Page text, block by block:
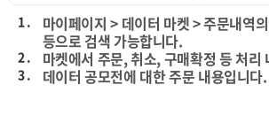
1 .
마이페이지 > 데이터 마켓 > 주문내역
등으로 검색 가능합니다.
2 . 마켓에서 주문, 취소, 구매확정 등 처리
3 . 데이터 공모전에 대한 주문 내용입니다.